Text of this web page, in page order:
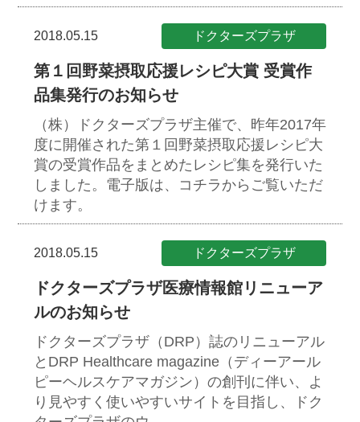
2018.05.15 ドクターズプラザ
第１回野菜摂取応援レシピ大賞 受賞作
品集発行のお知らせ
（株）ドクターズプラザ主催で、昨年2017年
度に開催された第１回野菜摂取応援レシピ大
賞の受賞作品をまとめたレシピ集を発行いた
しました。電子版は、コチラからご覧いただ
けます。
2018.05.15 ドクターズプラザ
ドクターズプラザ医療情報館リニューア
ルのお知らせ
ドクターズプラザ（DRP）誌のリニューアル
とDRP Healthcare magazine（ディーアール
ピーヘルスケアマガジン）の創刊に伴い、よ
り見やすく使いやすいサイトを目指し、ドク